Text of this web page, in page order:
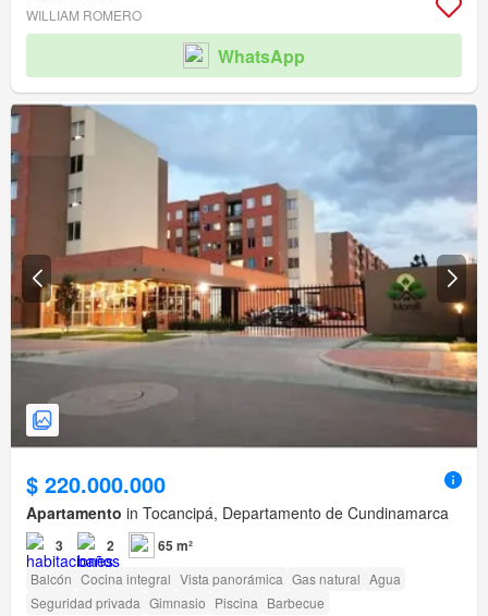
WILLIAM ROMERO
WhatsApp
$ 220.000.000
Apartamento in Tocancipá, Departamento de Cundinamarca
3 2 65 m²
Balcón Cocina integral Vista panorámica Gas natural Agua
Seguridad privada Gimnasio Piscina Barbecue